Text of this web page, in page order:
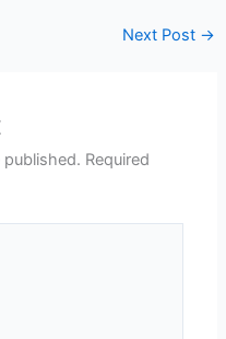
Next Post →
Required